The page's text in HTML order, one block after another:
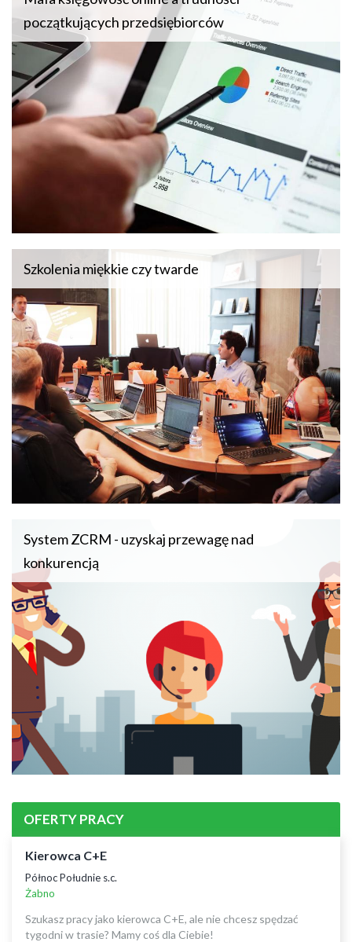
początkujących przedsiębiorców
Szkolenia miękkie czy twarde
System ZCRM - uzyskaj przewagę nad
konkurencją
OFERTY PRACY
Kierowca C+E
Północ Południe s.c.
Żabno
Szukasz pracy jako kierowca C+E, ale nie chcesz spędzać
tygodni w trasie? Mamy coś dla Ciebie!